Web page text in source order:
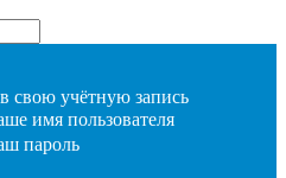
свою учётную запись
имя пользователя
пароль